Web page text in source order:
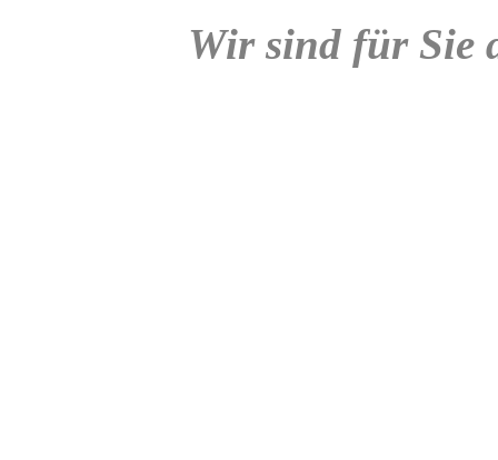
Wir sind für Sie